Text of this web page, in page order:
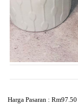
Harga Pasaran : Rm97.50